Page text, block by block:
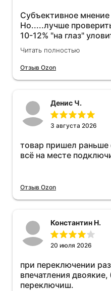
Субъективное
Но.....лучше
10-12% "на глаз"
Покатаюсь, потом
будет 😁.
Читать полностью
Отзыв Ozon
Денис Ч.
3 августа 2026
товар пришел раньше
всё на месте
Отзыв Ozon
Константин Н.
20 июля 2026
при переключении
впечатления двоякие,
переключиш.